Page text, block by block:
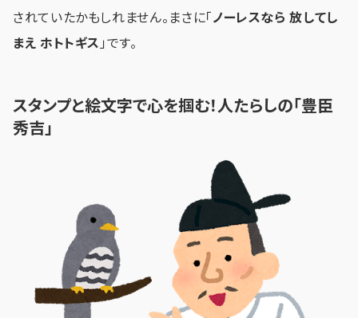
されていたかもしれません。まさに「 ノーレスなら 放してし
まえ ホトトギス 」です。
スタンプと絵文字で心を掴む！人たらしの「豊臣
秀吉」